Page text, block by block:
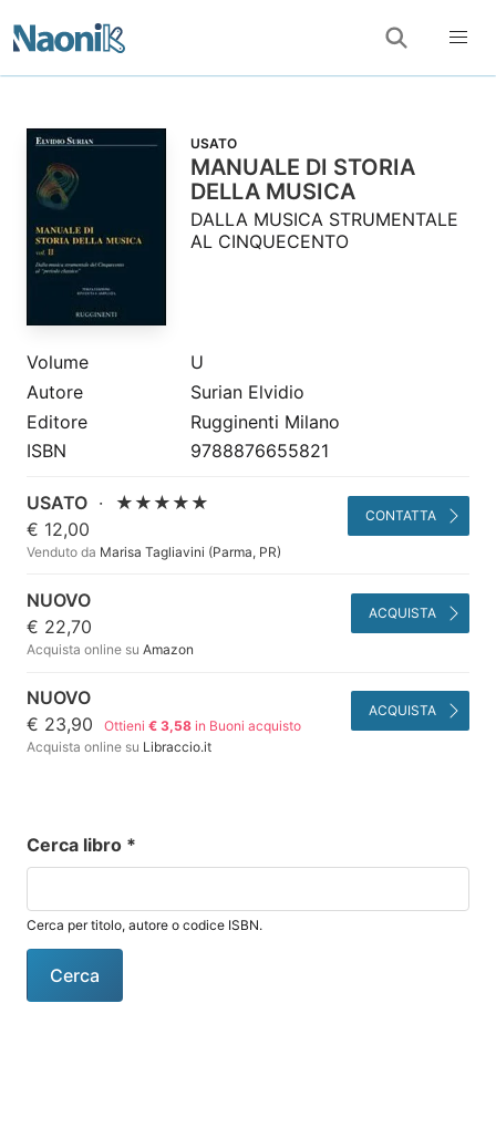
USATO
MANUALE DI STORIA
DELLA MUSICA
DALLA MUSICA STRUMENTALE
AL CINQUECENTO
Volume
U
Autore
Surian Elvidio
Editore
Rugginenti Milano
ISBN
9788876655821
USATO ·
★★★★★
€ 12,00
Venduto da Marisa Tagliavini (Parma, PR)
CONTATTA
NUOVO
€ 22,70
Acquista online su Amazon
ACQUISTA
NUOVO
€ 23,90
Ottieni€ 3,58 in Buoni acquisto
Acquista online su Libraccio.it
ACQUISTA
Cerca libro *
Cerca per titolo, autore o codice ISBN.